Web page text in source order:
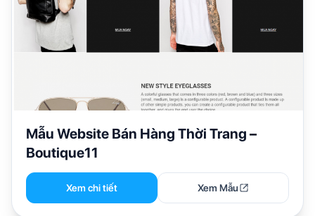
Mẫu Website Bán Hàng Thời Trang –
Boutique11
Xem chi tiết Xem Mẫu